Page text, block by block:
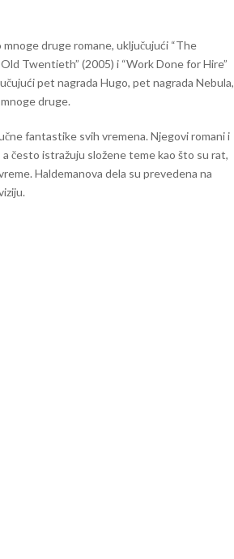
mnoge druge romane, uključujući “The
Twentieth” (2005) i “Work Done for Hire”
pet nagrada Hugo, pet nagrada Nebula,
druge.
fantastike svih vremena. Njegovi romani i
često istražuju složene teme kao što su rat,
Haldemanova dela su prevedena na